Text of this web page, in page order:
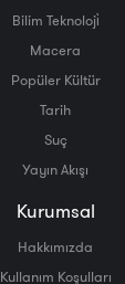
Bilim Teknoloji̇
Macera
Popüler Kültür
Tarih
Suç
Yayın Akışı
Kurumsal
Hakkımızda
Kullanım Koşulları